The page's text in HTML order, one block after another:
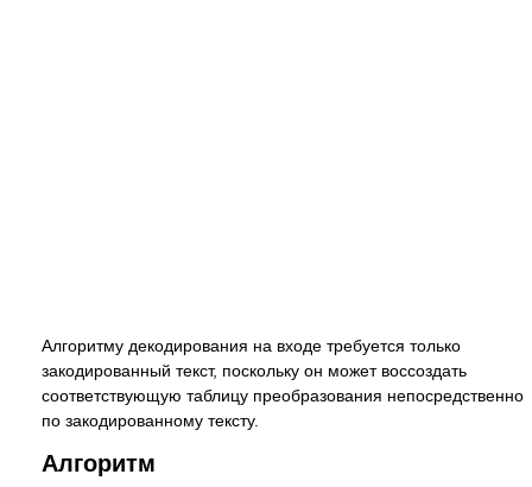
Алгоритму декодирования на входе требуется только
закодированный текст, поскольку он может воссоздать
соответствующую таблицу преобразования непосредственно
по закодированному тексту.
Алгоритм